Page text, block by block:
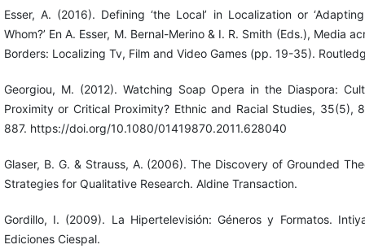
Esser, A. (2016). Defining ‘the Local’ in Localization or
Whom?’ En A. Esser, M. Bernal-Merino & I. R. Smith (Eds.), Media
Borders: Localizing Tv, Film and Video Games (pp. 19-35).
Georgiou, M. (2012). Watching Soap Opera in the Diaspora:
Proximity or Critical Proximity? Ethnic and Racial Studies, 35(5),
887. https://doi.org/10.1080/01419870.2011.628040
Glaser, B. G. & Strauss, A. (2006). The Discovery of Grounded
Strategies for Qualitative Research. Aldine Transaction.
Gordillo, I. (2009). La Hipertelevisión: Géneros y Formatos.
Ediciones Ciespal.